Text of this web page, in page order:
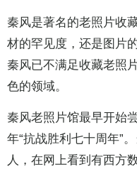
秦风是著名的老照片收
材的罕见度，还是图片
秦风已不满足收藏老照
色的领域。
秦风老照片馆最早开始
年“抗战胜利七十周年”
人，在网上看到有西方